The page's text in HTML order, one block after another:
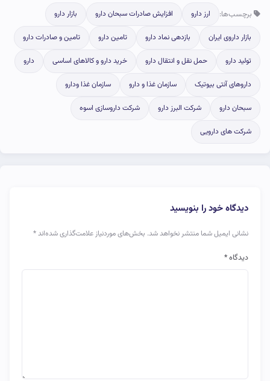
برچسب‌ها: ارز دارو افزایش صادرات سبحان دارو بازار دارو
بازار داروی ایران بازدهی نماد دارو تامین دارو تامین و صادرات دارو
تولید دارو حمل نقل و انتقال دارو خرید دارو و کالاهای اساسی دارو
داروهای آنتی بیوتیک سازمان غذا و دارو سازمان غذا ودارو
سبحان دارو شرکت البرز دارو شرکت داروسازی اسوه
شرکت های دارویی
دیدگاه خود را بنویسید
نشانی ایمیل شما منتشر نخواهد شد. بخش‌های موردنیاز علامت‌گذاری شده‌اند*
دیدگاه*